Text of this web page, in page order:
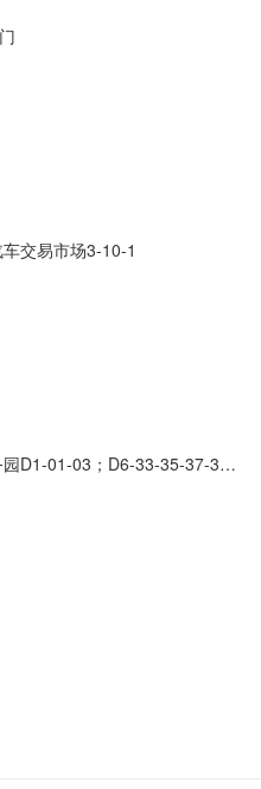
交易市场3-10-1
43-45-47-49-51；D7-42-46-48-50-52-56-58-60-62-66